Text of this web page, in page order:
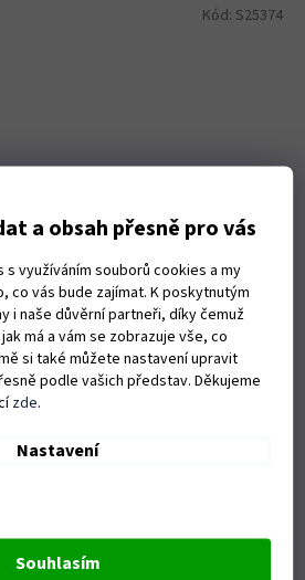
a obsah přesně pro vás
s využíváním souborů cookies a my
co vás bude zajímat. K poskytnutým
i naše důvěrní partneři, díky čemuž
má a vám se zobrazuje vše, co
si také můžete nastavení upravit
podle vašich představ. Děkujeme
zde.
Nastavení
Souhlasím
zimní Merino oranžová
vlny, která vás bude hřát během
padne všem.
Kód: S25374